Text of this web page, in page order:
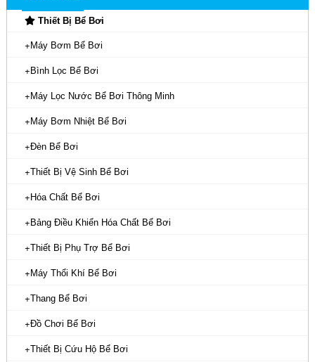
Thiết Bị Bể Bơi
Máy Bơm Bể Bơi
Bình Lọc Bể Bơi
Máy Lọc Nước Bể Bơi Thông Minh
Máy Bơm Nhiệt Bể Bơi
Đèn Bể Bơi
Thiết Bị Vệ Sinh Bể Bơi
Hóa Chất Bể Bơi
Bảng Điều Khiển Hóa Chất Bể Bơi
Thiết Bị Phụ Trợ Bể Bơi
Máy Thổi Khí Bể Bơi
Thang Bể Bơi
Đồ Chơi Bể Bơi
Thiết Bị Cứu Hộ Bể Bơi